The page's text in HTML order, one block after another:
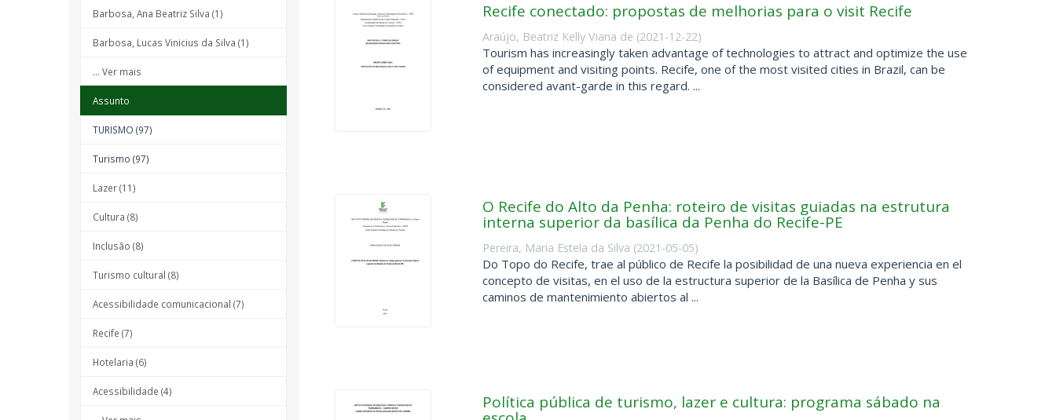
Barbosa, Ana Beatriz Silva (1)
Barbosa, Lucas Vinicius da Silva (1)
... Ver mais
Assunto
TURISMO (97)
Turismo (97)
Lazer (11)
Cultura (8)
Inclusão (8)
Turismo cultural (8)
Acessibilidade comunicacional (7)
Recife (7)
Hotelaria (6)
Acessibilidade (4)
Recife conectado: propostas de melhorias para o visit Recife
Araújo, Beatriz Kelly Viana de (2021-12-22)
Tourism has increasingly taken advantage of technologies to attract and optimize the use
of equipment and visiting points. Recife, one of the most visited cities in Brazil, can be
considered avant-garde in this regard. ...
O Recife do Alto da Penha: roteiro de visitas guiadas na estrutura
interna superior da basílica da Penha do Recife-PE
Pereira, Maria Estela da Silva (2021-05-05)
Do Topo do Recife, trae al público de Recife la posibilidad de una nueva experiencia en el
concepto de visitas, en el uso de la estructura superior de la Basílica de Penha y sus
caminos de mantenimiento abiertos al ...
Política pública de turismo, lazer e cultura: programa sábado na